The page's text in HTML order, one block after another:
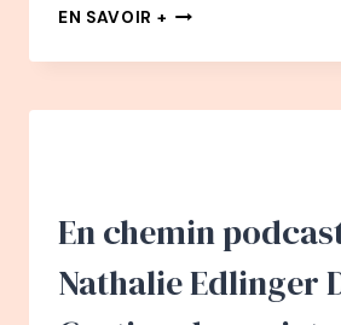
EN SAVOIR + 48
–
MAY
QUI
CHANGER
En chemin
Nathalie Edlinger